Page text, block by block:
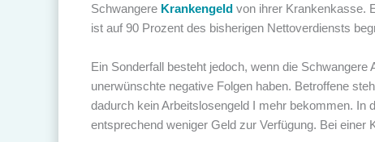
Schwangere Krankengeld von ihrer Krankenkasse.
ist auf 90 Prozent des bisherigen Nettoverdiensts
Ein Sonderfall besteht jedoch, wenn die
unerwünschte negative Folgen haben. Betroffene
dadurch kein Arbeitslosengeld I mehr bekommen. In
entsprechend weniger Geld zur Verfügung. Bei